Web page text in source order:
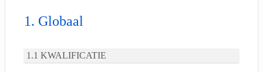
Globaal
KWALIFICATIE